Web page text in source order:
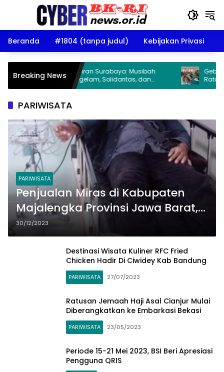
Beranda
#1804 (tanpa judul) Kebijakan Privasi
Breaking News
di Perairan Surabaya: Musibah
Tenggelam, Solidaritas, dan
Bertahan Hidup
Gebrakan BK-RI DPK
Ratusan Hak Anak
Belenggu Nikah Siri
PARIWISATA
PARIWISATA
Penjualan Miras di Kabupaten
Majalengka Provinsi Jawa Barat,
Kroyok Seorang Wartawan
30/12/2023
Destinasi Wisata Kuliner RFC Fried
Chicken Hadir Di Ciwidey Kab Bandung
PARIWISATA 27/07/2023
Ratusan Jemaah Haji Asal Cianjur Mulai
Diberangkatkan ke Embarkasi Bekasi
PARIWISATA 23/05/2023
Periode 15-21 Mei 2023, BSI Beri Apresiasi
Pengguna QRIS